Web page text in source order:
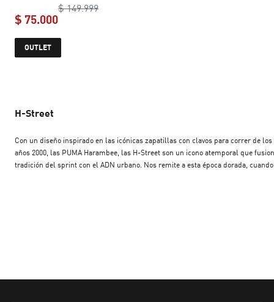
$ 149.999original price $ 149.999
$ 75.000
OUTLET
H-Street
Con un diseño inspirado en las icónicas zapatillas con clavos para correr de los
años 2000, las PUMA Harambee, las H-Street son un icono atemporal que
tradición del sprint con el ADN urbano. Nos remite a esta época dorada,